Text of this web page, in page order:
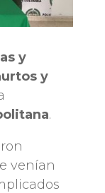
y
y
.
venían